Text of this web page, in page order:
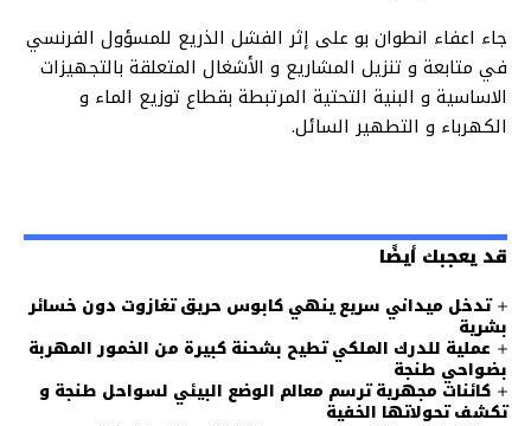
جاء اعفاء انطوان بو على إثر الفشل الذريع للمسؤول الفرنسي
في متابعة و تنزيل المشاريع و الأشغال المتعلقة بالتجهيزات
الاساسية و البنية التحتية المرتبطة بقطاع توزيع الماء و
الكهرباء و التطهير السائل.
قد يعجبك أيضًا
تدخل ميداني سريع ينهي كابوس حريق تغازوت دون خسائر
بشرية
عملية للدرك الملكي تطيح بشحنة كبيرة من الخمور المهربة
بضواحي طنجة
كائنات مجهرية ترسم معالم الوضع البيئي لسواحل طنجة و
تكشف تحولاتها الخفية